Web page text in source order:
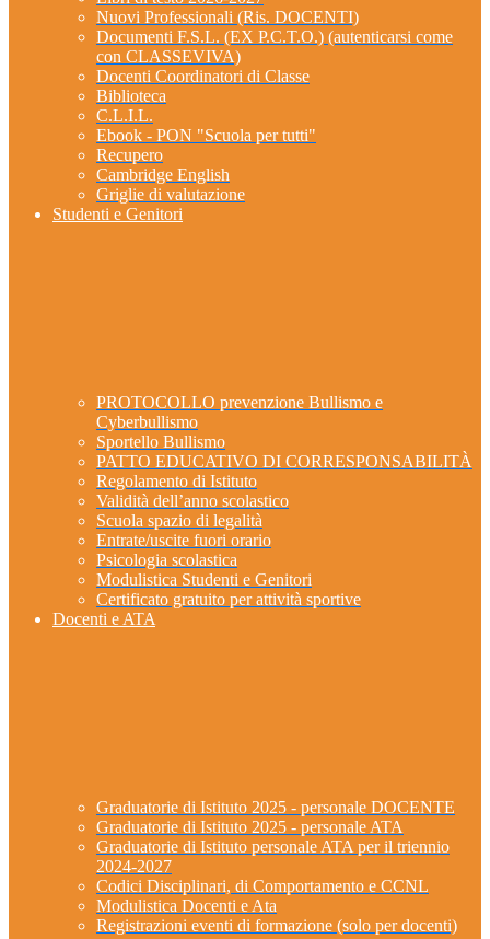
Nuovi Professionali (Ris. DOCENTI)
Documenti F.S.L. (EX P.C.T.O.) (autenticarsi come
con CLASSEVIVA)
Docenti Coordinatori di Classe
Biblioteca
C.L.I.L.
Ebook - PON "Scuola per tutti"
Recupero
Cambridge English
Griglie di valutazione
Studenti e Genitori
PROTOCOLLO prevenzione Bullismo e
Cyberbullismo
Sportello Bullismo
PATTO EDUCATIVO DI CORRESPONSABILITÀ
Regolamento di Istituto
Validità dell’anno scolastico
Scuola spazio di legalità
Entrate/uscite fuori orario
Psicologia scolastica
Modulistica Studenti e Genitori
Certificato gratuito per attività sportive
Docenti e ATA
Graduatorie di Istituto 2025 - personale DOCENTE
Graduatorie di Istituto 2025 - personale ATA
Graduatorie di Istituto personale ATA per il triennio
2024-2027
Codici Disciplinari, di Comportamento e CCNL
Modulistica Docenti e Ata
Registrazioni eventi di formazione (solo per docenti)